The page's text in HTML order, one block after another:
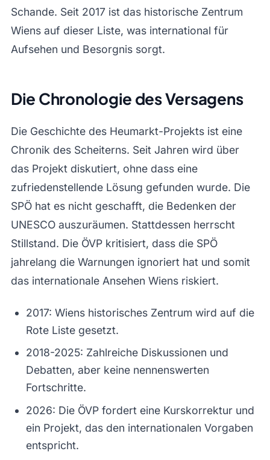
Schande. Seit 2017 ist das historische Zentrum
Wiens auf dieser Liste, was international für
Aufsehen und Besorgnis sorgt.
Die Chronologie des Versagens
Die Geschichte des Heumarkt-Projekts ist eine
Chronik des Scheiterns. Seit Jahren wird über
das Projekt diskutiert, ohne dass eine
zufriedenstellende Lösung gefunden wurde. Die
SPÖ hat es nicht geschafft, die Bedenken der
UNESCO auszuräumen. Stattdessen herrscht
Stillstand. Die ÖVP kritisiert, dass die SPÖ
jahrelang die Warnungen ignoriert hat und somit
das internationale Ansehen Wiens riskiert.
2017: Wiens historisches Zentrum wird auf die
Rote Liste gesetzt.
2018-2025: Zahlreiche Diskussionen und
Debatten, aber keine nennenswerten
Fortschritte.
2026: Die ÖVP fordert eine Kurskorrektur und
ein Projekt, das den internationalen Vorgaben
entspricht.